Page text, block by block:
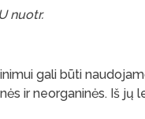
nuotr.
gali būti
ir neorganinės. Iš jų